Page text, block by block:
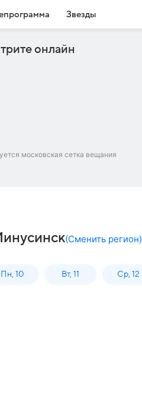
Звезды
онлайн
московская сетка вещания
(Сменить регион)
Пн, 10 Вт, 11 Ср, 12